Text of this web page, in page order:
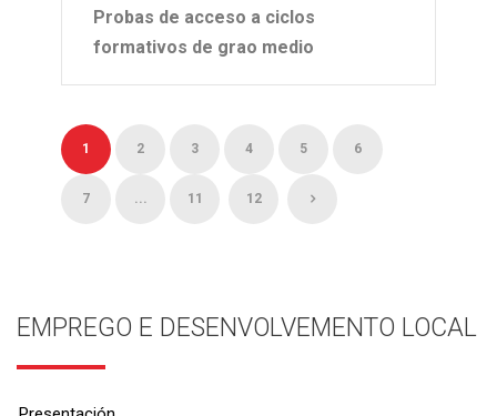
Probas de acceso a ciclos
formativos de grao medio
1 2 3 4 5 6
7 ... 11 12
EMPREGO E DESENVOLVEMENTO LOCAL